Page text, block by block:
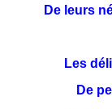
De leurs
Les
De